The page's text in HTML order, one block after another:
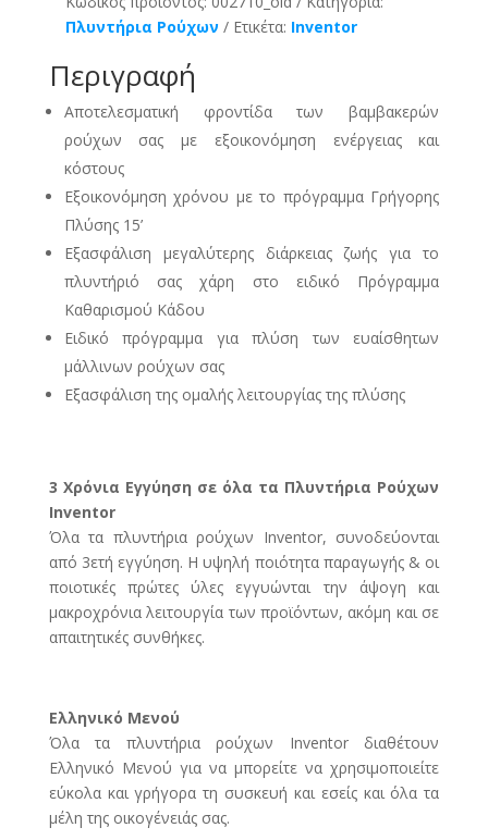
Πλυντήρια Ρούχων
Ετικέτα: Inventor
Περιγραφή
Αποτελεσματική φροντίδα των βαμβακερών
ρούχων σας με εξοικονόμηση ενέργειας και
κόστους
Εξοικονόμηση χρόνου με το πρόγραμμα Γρήγορης
Πλύσης 15’
Εξασφάλιση μεγαλύτερης διάρκειας ζωής για το
πλυντήριό σας χάρη στο ειδικό Πρόγραμμα
Καθαρισμού Κάδου
Ειδικό πρόγραμμα για πλύση των ευαίσθητων
μάλλινων ρούχων σας
Εξασφάλιση της ομαλής λειτουργίας της πλύσης
3 Χρόνια Εγγύηση σε όλα τα Πλυντήρια Ρούχων
Inventor
Όλα τα πλυντήρια ρούχων Inventor, συνοδεύονται
από 3ετή εγγύηση. Η υψηλή ποιότητα παραγωγής & οι
ποιοτικές πρώτες ύλες εγγυώνται την άψογη και
μακροχρόνια λειτουργία των προϊόντων, ακόμη και σε
απαιτητικές συνθήκες.
Ελληνικό Μενού
Όλα τα πλυντήρια ρούχων Inventor διαθέτουν
Ελληνικό Μενού για να μπορείτε να χρησιμοποιείτε
εύκολα και γρήγορα τη συσκευή και εσείς και όλα τα
μέλη της οικογένειάς σας.